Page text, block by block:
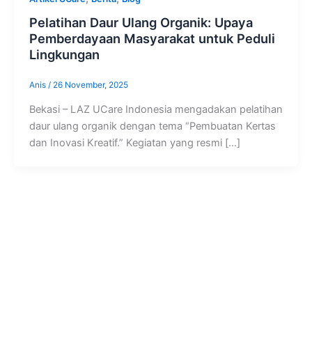
Pelatihan Daur Ulang Organik: Upaya
Pemberdayaan Masyarakat untuk Peduli
Lingkungan
Anis / 26 November, 2025
Bekasi – LAZ UCare Indonesia mengadakan pelatihan
daur ulang organik dengan tema “Pembuatan Kertas
dan Inovasi Kreatif.” Kegiatan yang resmi […]